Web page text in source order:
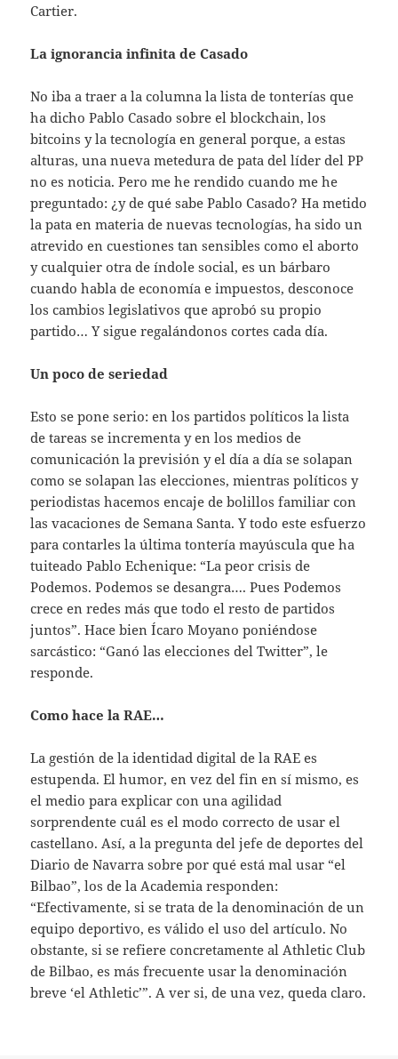
Cartier.
La ignorancia infinita de Casado
No iba a traer a la columna la lista de tonterías que
ha dicho Pablo Casado sobre el blockchain, los
bitcoins y la tecnología en general porque, a estas
alturas, una nueva metedura de pata del líder del PP
no es noticia. Pero me he rendido cuando me he
preguntado: ¿y de qué sabe Pablo Casado? Ha metido
la pata en materia de nuevas tecnologías, ha sido un
atrevido en cuestiones tan sensibles como el aborto
y cualquier otra de índole social, es un bárbaro
cuando habla de economía e impuestos, desconoce
los cambios legislativos que aprobó su propio
partido… Y sigue regalándonos cortes cada día.
Un poco de seriedad
Esto se pone serio: en los partidos políticos la lista
de tareas se incrementa y en los medios de
comunicación la previsión y el día a día se solapan
como se solapan las elecciones, mientras políticos y
periodistas hacemos encaje de bolillos familiar con
las vacaciones de Semana Santa. Y todo este esfuerzo
para contarles la última tontería mayúscula que ha
tuiteado Pablo Echenique: “La peor crisis de
Podemos. Podemos se desangra…. Pues Podemos
crece en redes más que todo el resto de partidos
juntos”. Hace bien Ícaro Moyano poniéndose
sarcástico: “Ganó las elecciones del Twitter”, le
responde.
Como hace la RAE…
La gestión de la identidad digital de la RAE es
estupenda. El humor, en vez del fin en sí mismo, es
el medio para explicar con una agilidad
sorprendente cuál es el modo correcto de usar el
castellano. Así, a la pregunta del jefe de deportes del
Diario de Navarra sobre por qué está mal usar “el
Bilbao”, los de la Academia responden:
“Efectivamente, si se trata de la denominación de un
equipo deportivo, es válido el uso del artículo. No
obstante, si se refiere concretamente al Athletic Club
de Bilbao, es más frecuente usar la denominación
breve ‘el Athletic’”. A ver si, de una vez, queda claro.